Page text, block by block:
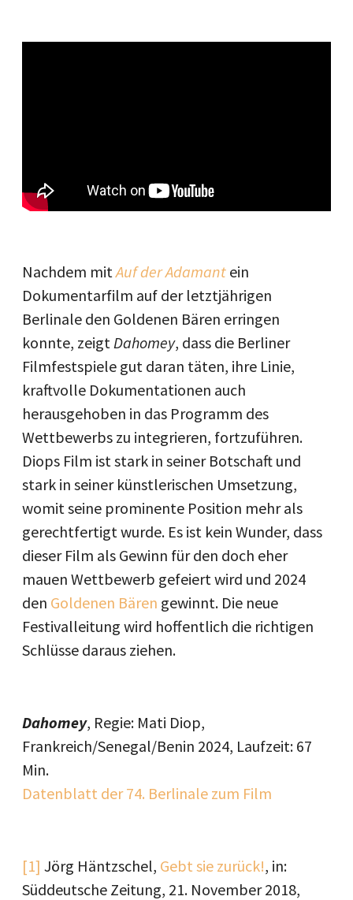
Nachdem mitAuf der Adamant ein
Dokumentarfilm auf der letztjährigen
Berlinale den Goldenen Bären erringen
konnte, zeigt Dahomey, dass die Berliner
Filmfestspiele gut daran täten, ihre Linie,
kraftvolle Dokumentationen auch
herausgehoben in das Programm des
Wettbewerbs zu integrieren, fortzuführen.
Diops Film ist stark in seiner Botschaft und
stark in seiner künstlerischen Umsetzung,
womit seine prominente Position mehr als
gerechtfertigt wurde. Es ist kein Wunder, dass
dieser Film als Gewinn für den doch eher
mauen Wettbewerb gefeiert wird und 2024
den Goldenen Bären gewinnt. Die neue
Festivalleitung wird hoffentlich die richtigen
Schlüsse daraus ziehen.
Dahomey, Regie: Mati Diop,
Frankreich/Senegal/Benin 2024, Laufzeit: 67
Min.
Datenblatt der 74. Berlinale zum Film
[1] Jörg Häntzschel, Gebt sie zurück!, in:
Süddeutsche Zeitung, 21. November 2018,